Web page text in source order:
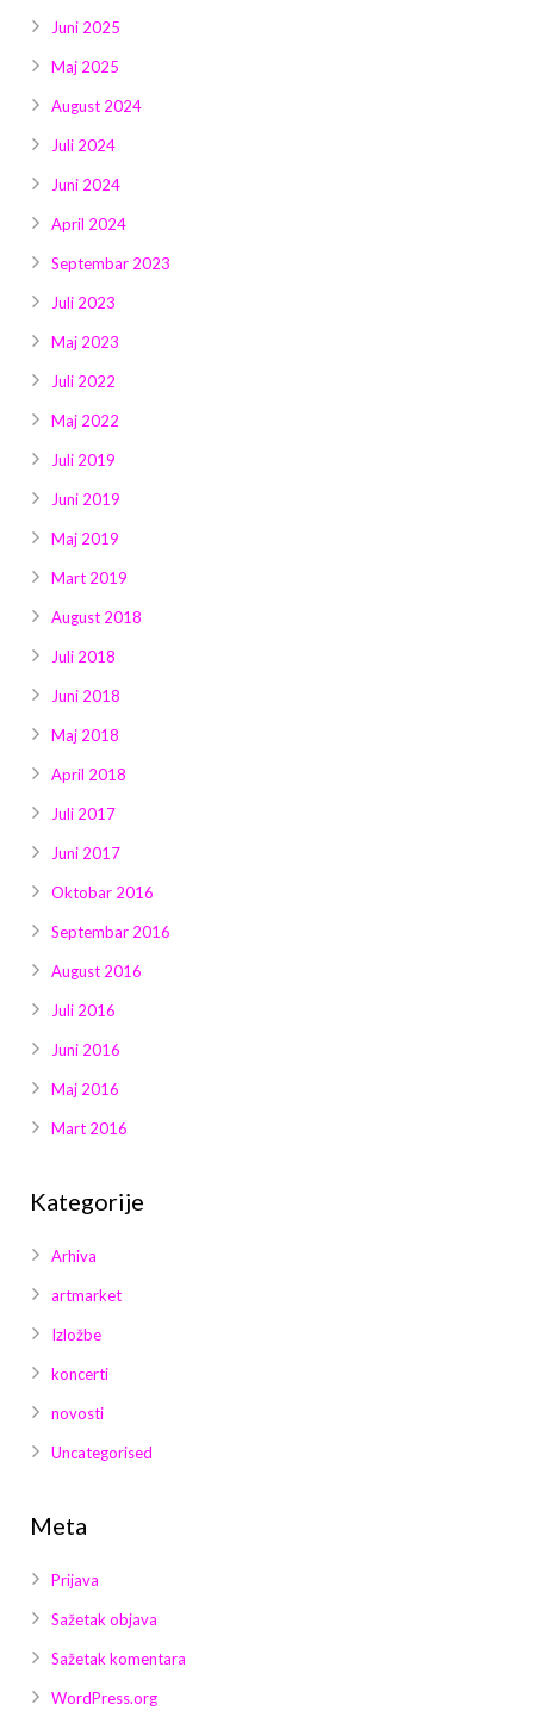
Juni 2025
Maj 2025
August 2024
Juli 2024
Juni 2024
April 2024
Septembar 2023
Juli 2023
Maj 2023
Juli 2022
Maj 2022
Juli 2019
Juni 2019
Maj 2019
Mart 2019
August 2018
Juli 2018
Juni 2018
Maj 2018
April 2018
Juli 2017
Juni 2017
Oktobar 2016
Septembar 2016
August 2016
Juli 2016
Juni 2016
Maj 2016
Mart 2016
Kategorije
Arhiva
artmarket
Izložbe
koncerti
novosti
Uncategorised
Meta
Prijava
Sažetak objava
Sažetak komentara
WordPress.org